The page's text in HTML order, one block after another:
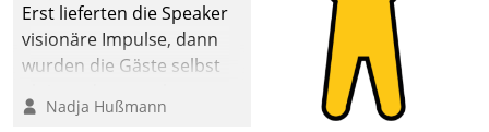
Erst lieferten die Speaker
visionäre Impulse, dann
wurden die Gäste selbst
methodisch
Nadja Hußmann